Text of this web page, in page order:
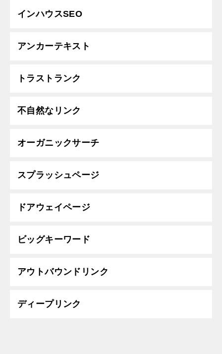
インハウスSEO
アンカーテキスト
トラストランク
不自然なリンク
オーガニックサーチ
スプラッシュページ
ドアウェイページ
ビッグキーワード
アウトバウンドリンク
ディープリンク